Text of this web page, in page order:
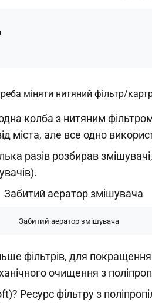
колба з нитяним
міста, але все одно
разів розбирав
Забитий аератор змішувача
фільтрів, для покращення
очищення з
Ресурс фільтру з